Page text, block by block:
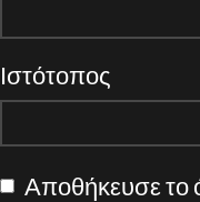
Ιστότοπος
Αποθήκευσε το